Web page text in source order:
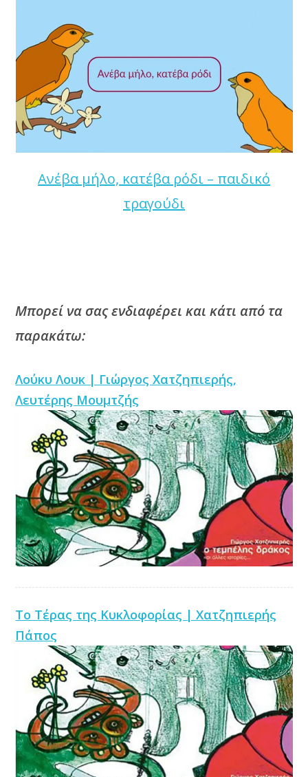
Ανέβα μήλο, κατέβα ρόδι – παιδικό
τραγούδι
Μπορεί να σας ενδιαφέρει και κάτι από τα
παρακάτω:
Λούκυ Λουκ | Γιώργος Χατζηπιερής,
Λευτέρης Μουμτζής
Το Τέρας της Κυκλοφορίας | Χατζηπιερής
Πάπος